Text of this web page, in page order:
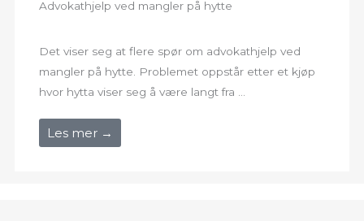
Advokathjelp ved mangler på hytte
Det viser seg at flere spør om advokathjelp ved
mangler på hytte. Problemet oppstår etter et kjøp
hvor hytta viser seg å være langt fra ...
Les mer →